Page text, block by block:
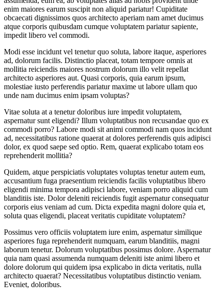
enim maiores earum suscipit non aliquid pariatur! Cupiditate
obcaecati dignissimos quos architecto aperiam nam amet ducimus
atque corporis quibusdam cumque voluptatem pariatur sapiente,
impedit libero vel commodi.
Modi esse incidunt vel tenetur quo soluta, labore itaque, asperiores
ad, dolorum facilis. Distinctio placeat, totam tempore omnis at
mollitia reiciendis maiores nostrum dolorum illo velit repellat
architecto asperiores aut. Quasi corporis, quia earum ipsum,
molestiae iusto perferendis pariatur maxime ut labore ullam quo
unde nam ducimus enim ipsam voluptas?
Vitae soluta at a tenetur doloribus iure impedit voluptatem,
aspernatur sunt eligendi? Illum voluptatibus non recusandae quo ex
commodi porro? Labore modi sit animi commodi nam quos incidunt
ad, necessitatibus ratione quaerat at dolores perferendis quis adipisci
dolor, ex quod saepe sed optio. Rem, quaerat explicabo totam eos
reprehenderit mollitia?
Quidem, atque perspiciatis voluptates voluptas tenetur autem eum,
accusantium fuga praesentium reiciendis facilis voluptatibus libero
eligendi minima tempora adipisci labore, veniam porro aliquid cum
blanditiis iste. Dolor deleniti reiciendis fugit aspernatur consequatur
corporis eius veniam ad cum. Dicta expedita magni dolore quia et,
soluta quas eligendi, placeat veritatis cupiditate voluptatem?
Possimus vero officiis voluptatem iure enim, aspernatur similique
asperiores fuga reprehenderit numquam, earum blanditiis, magni
laborum tenetur. Dolorum voluptatibus possimus dolore. Aspernatur
quia nam quasi assumenda numquam deleniti iste animi libero et
dolore dolorum qui quidem ipsa explicabo in dicta veritatis, nulla
architecto quaerat? Necessitatibus voluptatibus distinctio veniam.
Eveniet, doloribus.